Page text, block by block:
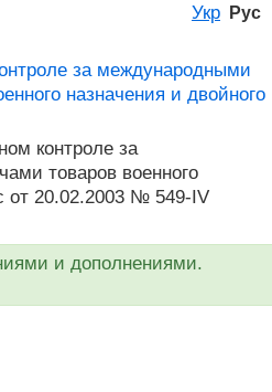
Укр Рус
за международными
назначения и двойного
контроле за
товаров военного
от 20.02.2003 № 549-IV
и дополнениями.